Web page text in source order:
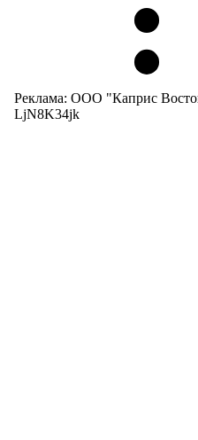
Реклама: ООО "Каприс
LjN8K34jk